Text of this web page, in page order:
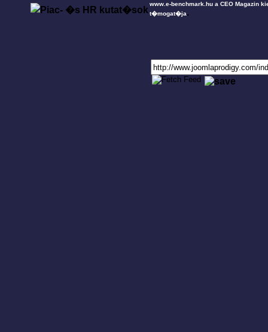
www.e-benchmark.hu a CEO Magazin
t�mogat�ja.